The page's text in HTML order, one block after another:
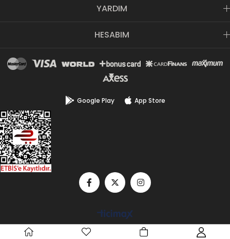
YARDIM
HESABIM
Google Play App Store